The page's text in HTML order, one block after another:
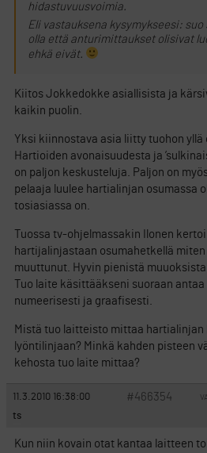
hidastuvuusvoimia.
Eli vastauksena kysymykseesi:
olla että anturimittaukset olisivat
ehkä eivät.
Kiitos Jokkedokke asiallisista ja
kaikin puolin.
Yksi kiinnostava asia liitty tuohon yllä
Hartioiden avonaisuudesta ja
on paljon keskusteluja. Paljon on
pelaaja luulee hartialinjan osumassa
tosiasiassa on.
Tuossa tv-ohjelmassakin Ilonen
hartijalinjastaan osumahetkellä miten
muuttunut. Hyvin pienistä
Tuo laite käsittääkseni suoraan antaa
numeerisesti ja graafisesti.
Mistä tuo laitteisto mittaa hartialinjan
lyöntilinjaan? Minkä kahden pisteen
kehosta tuo laite mittaa?
11.3.2010 16:38:00 #466354
ts
Kun niin kovain otat kantaa laitteen